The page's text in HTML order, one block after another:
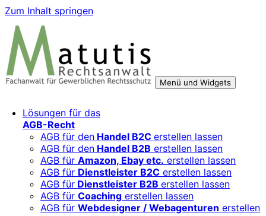
Zum Inhalt springen
wachsen mit starken AGB, Datenschutz und
Markenschutz
Aktivitäten, Plattformen und Innovationen rechtssicher
entwickeln und skalieren wollen.
Menü und Widgets
Lösungen für das
AGB-Recht
AGB für den Handel B2C erstellen lassen
AGB für den Handel B2B erstellen lassen
AGB für Amazon, Ebay etc. erstellen lassen
AGB für Dienstleister B2C erstellen lassen
AGB für Dienstleister B2B erstellen lassen
AGB für Coaching erstellen lassen
AGB für Webdesigner / Webagenturen erstellen